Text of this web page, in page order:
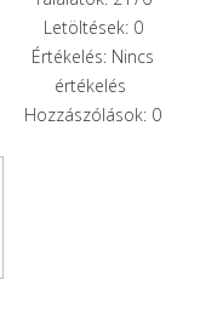
Letöltések: 0
Értékelés: Nincs
értékelés
Hozzászólások: 0